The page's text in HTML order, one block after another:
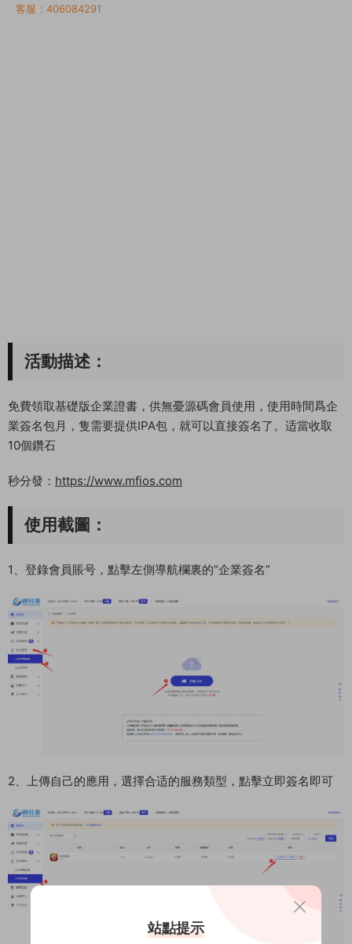
客服：406084291
活動描述：
免費領取基礎版企業證書，供無憂源碼會員使用，使用時間爲企
業簽名包月，隻需要提供IPA包，就可以直接簽名了。适當收取
10個鑽石
秒分發： https://www.mfios.com
使用截圖：
1、登錄會員賬号，點擊左側導航欄裏的“企業簽名”
2、上傳自己的應用，選擇合适的服務類型，點擊立即簽名即可
站點提示